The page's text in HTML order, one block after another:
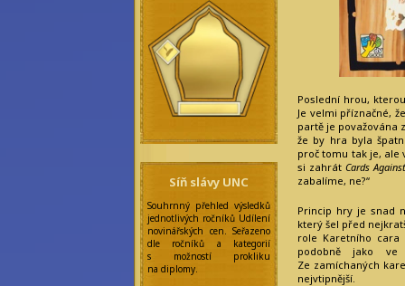
Mia Broccoli
Olivia Wines
Saiph Lacaille
Skylar Blair
Anderson
Ilustrátoři
a grafici:
Alf Wolfmoon
Rebecca Werde
Addie Hazel
Arya Arcus
Amanda Wright
Arietty Liella
Minette
Ashley Watfar
Aya Watanabe
Síň slávy UNC
Souhrnný přehled výsledků
jednotlivých ročníků Udílení
novinářských cen. Seřazeno
dle ročníků a kategorií
s možností prokliku
na diplomy.
Poslední hrou,
Je velmi příznačné,
partě je považována
že by hra byla
proč tomu tak je, ale
si zahrátCards
zabalíme, ne?“
Princip hry je snad
který šel před
role Karetního cara
podobně jako
Ze zamíchaných
nejvtipnější.